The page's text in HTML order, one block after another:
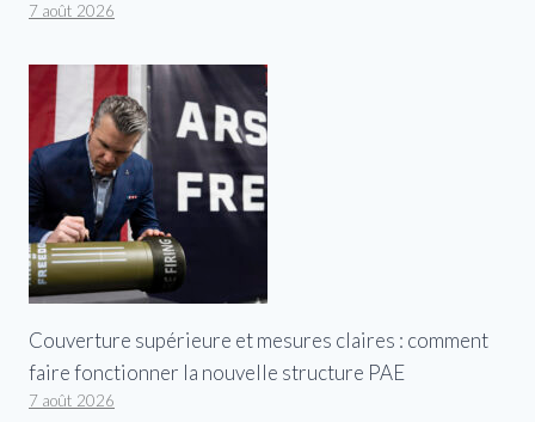
7 août 2026
Couverture supérieure et mesures claires : comment
faire fonctionner la nouvelle structure PAE
7 août 2026